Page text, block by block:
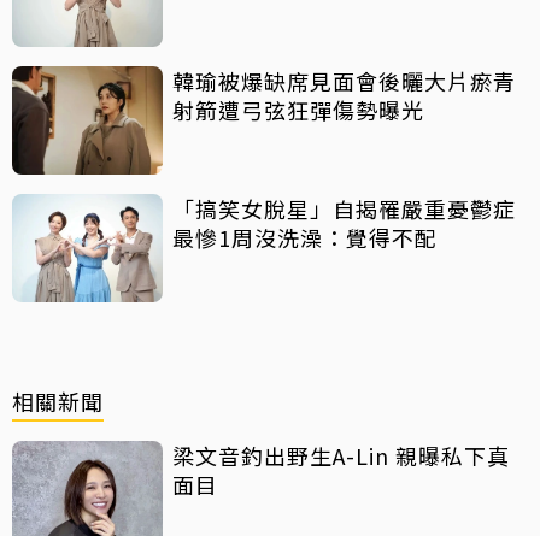
韓瑜被爆缺席見面會後曬大片瘀青
射箭遭弓弦狂彈傷勢曝光
「搞笑女脫星」自揭罹嚴重憂鬱症
最慘1周沒洗澡：覺得不配
相關新聞
梁文音釣出野生A-Lin 親曝私下真
面目